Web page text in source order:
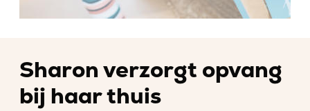
Sharon verzorgt opvang
bij haar thuis